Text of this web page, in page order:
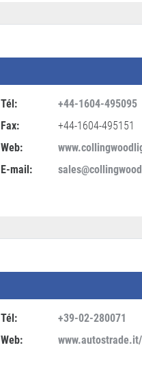
Tél:
+44-1604-495095
Fax:
+44-1604-495151
Web:
E-mail:
Tél:
+39-02-280071
Web: